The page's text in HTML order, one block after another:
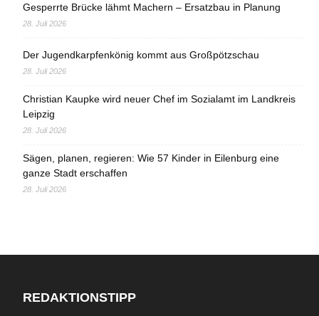
Gesperrte Brücke lähmt Machern – Ersatzbau in Planung
28. Juli 2026
Der Jugendkarpfenkönig kommt aus Großpötzschau
28. Juli 2026
Christian Kaupke wird neuer Chef im Sozialamt im Landkreis
Leipzig
28. Juli 2026
Sägen, planen, regieren: Wie 57 Kinder in Eilenburg eine
ganze Stadt erschaffen
28. Juli 2026
REDAKTIONSTIPP